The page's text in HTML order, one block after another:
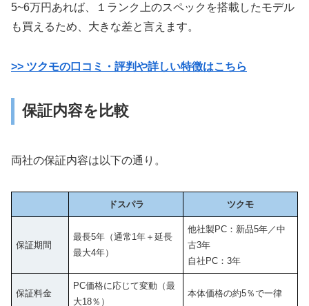
5~6万円あれば、１ランク上のスペックを搭載したモデル
も買えるため、大きな差と言えます。
>> ツクモの口コミ・評判や詳しい特徴はこちら
保証内容を比較
両社の保証内容は以下の通り。
ドスパラ ツクモ
保証期間
最長5年（通常1年＋延長
最大4年）
他社製PC：新品5年／中
古3年
自社PC：3年
保証料金
PC価格に応じて変動（最
大18％）
本体価格の約5％で一律